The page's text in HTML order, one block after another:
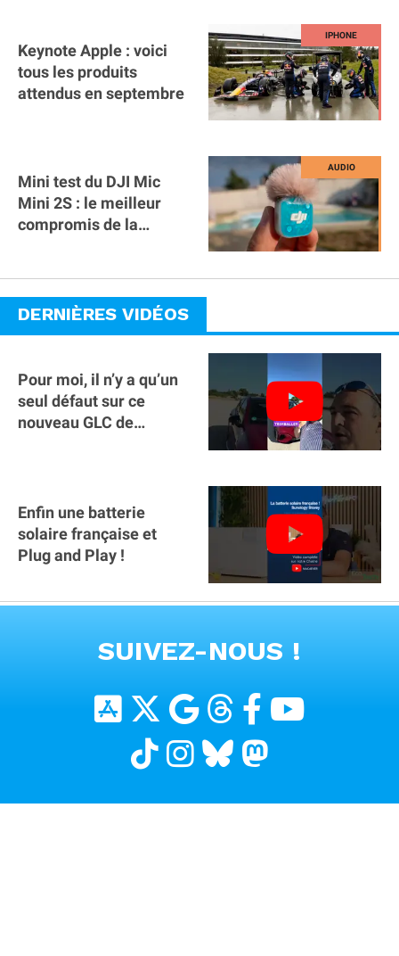
Keynote Apple : voici
tous les produits
attendus en septembre
Mini test du DJI Mic
Mini 2S : le meilleur
compromis de la
DERNIÈRES VIDÉOS
Pour moi, il n’y a qu’un
seul défaut sur ce
nouveau GLC de
Enfin une batterie
solaire française et
Plug and Play !
SUIVEZ-NOUS !